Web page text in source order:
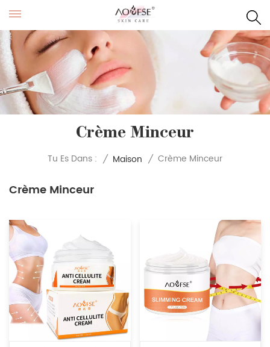
Crème Minceur
Tu Es Dans : / Maison / Crème Minceur
Crème Minceur